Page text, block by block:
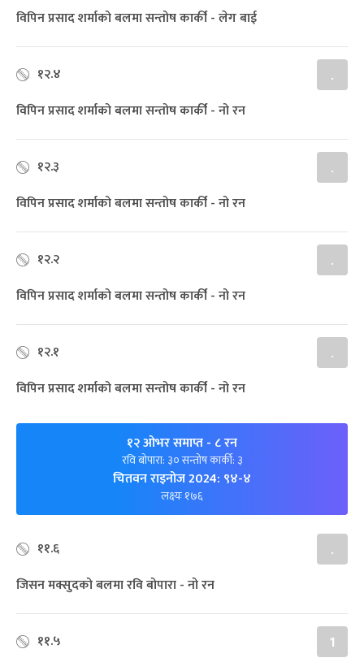
विपिन प्रसाद शर्माको बलमा सन्तोष कार्की - लेग बाई
१२.४ .
विपिन प्रसाद शर्माको बलमा सन्तोष कार्की - नो रन
१२.३ .
विपिन प्रसाद शर्माको बलमा सन्तोष कार्की - नो रन
१२.२ .
विपिन प्रसाद शर्माको बलमा सन्तोष कार्की - नो रन
१२.१ .
विपिन प्रसाद शर्माको बलमा सन्तोष कार्की - नो रन
१२ ओभर समाप्त- ८ रन
रवि बोपारा: ३० सन्तोष कार्की: ३
चितवन राइनोज 2024: ९४-४
लक्ष्यः १७६
११.६ .
जिसन मक्सुदको बलमा रवि बोपारा - नो रन
११.५ 1